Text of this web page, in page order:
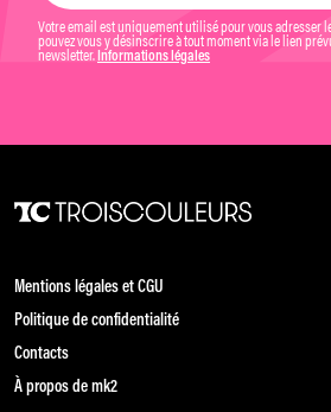
Votre email est uniquement utilisé pour vous adresser
pouvez vous y désinscrire à tout moment via le lien
newsletter. Informations légales
Mentions légales et CGU
Politique de confidentialité
Contacts
À propos de mk2